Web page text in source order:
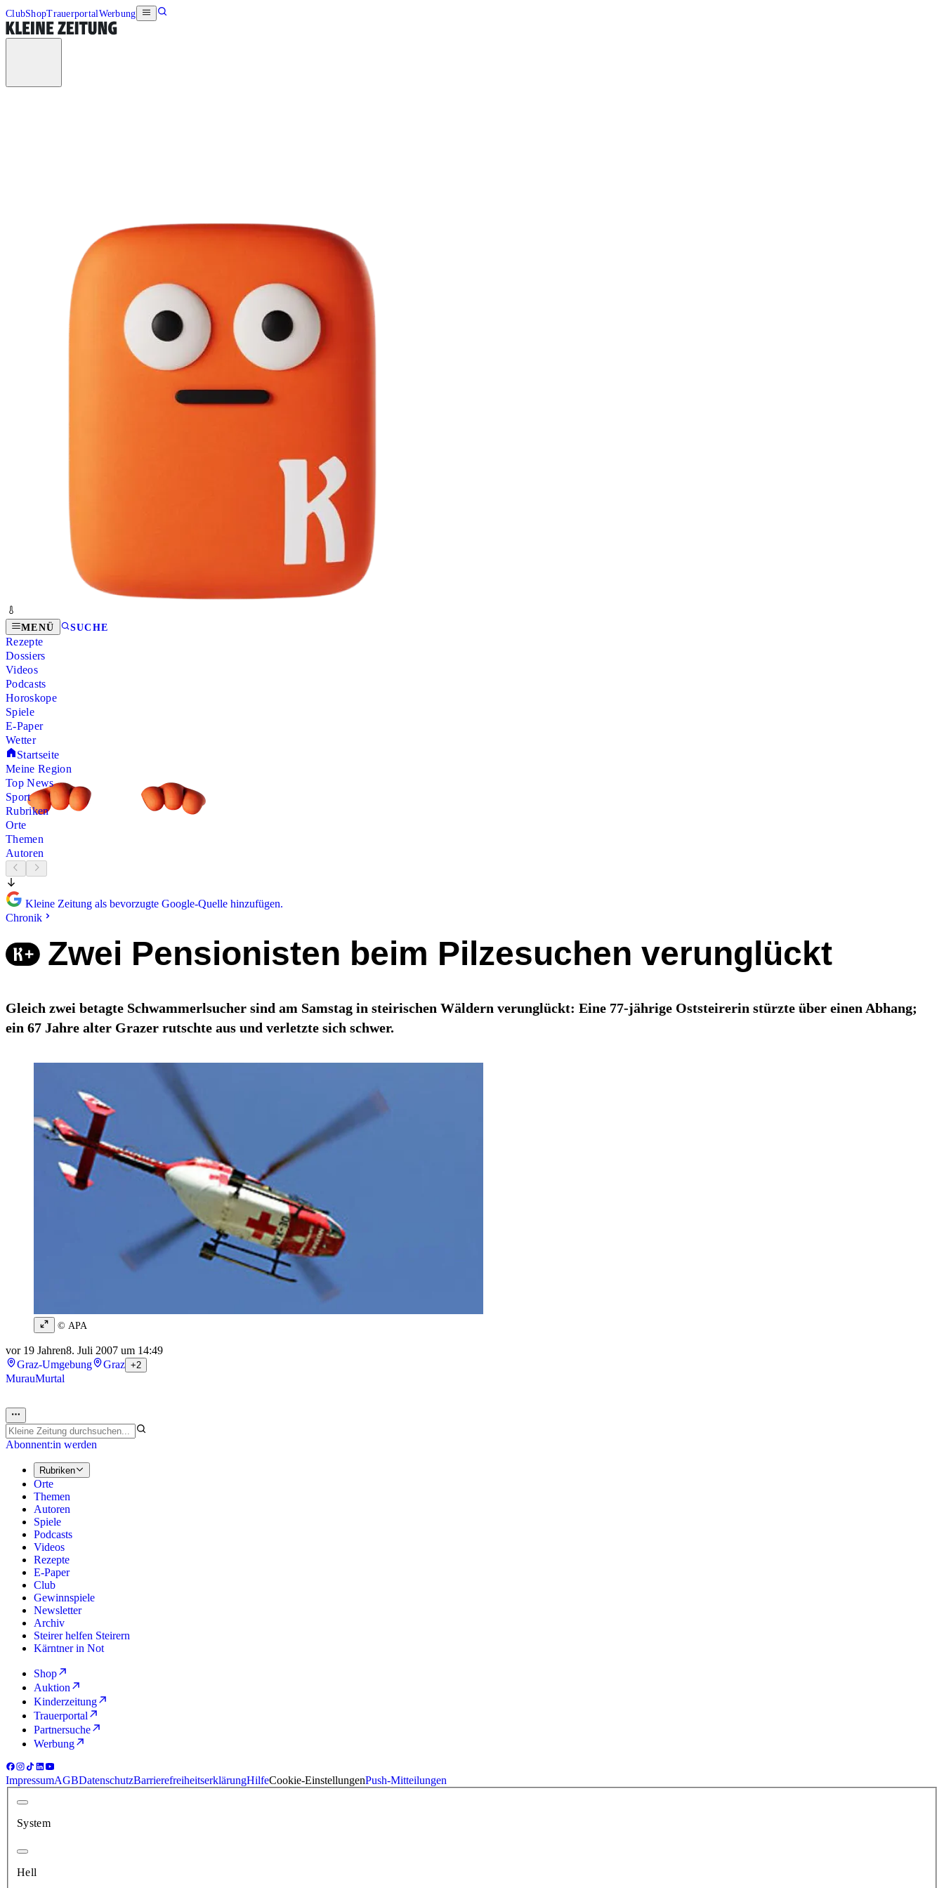
ClubShopTrauerportalWerbung
MENÜ SUCHE
Rezepte
Dossiers
Videos
Podcasts
Horoskope
Spiele
E-Paper
Wetter
Startseite
Meine Region
Top News
Sport
Rubriken
Orte
Themen
Autoren
Kleine Zeitung als bevorzugte Google-Quelle hinzufügen.
Chronik
Zwei Pensionisten beim Pilzesuchen verunglückt
Gleich zwei betagte Schwammerlsucher sind am Samstag in steirischen Wäldern verunglückt: Eine 77-jährige Oststeirerin stürzte über einen Abhang;
ein 67 Jahre alter Grazer rutschte aus und verletzte sich schwer.
© APA
vor 19 Jahren8. Juli 2007 um 14:49
Graz-Umgebung
Graz +2
MurauMurtal
Abonnent:in werden
Rubriken
Orte
Themen
Autoren
Spiele
Podcasts
Videos
Rezepte
E-Paper
Club
Gewinnspiele
Newsletter
Archiv
Steirer helfen Steirern
Kärntner in Not
Shop
Auktion
Kinderzeitung
Trauerportal
Partnersuche
Werbung
ImpressumAGBDatenschutzBarrierefreiheitserklärungHilfeCookie-EinstellungenPush-Mitteilungen
System
Hell